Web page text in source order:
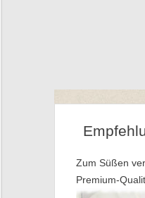
Zum Süßen
Premium-